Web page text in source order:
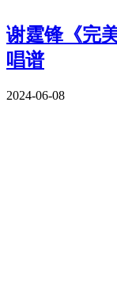
谢霆锋《完
唱谱
2024-06-08